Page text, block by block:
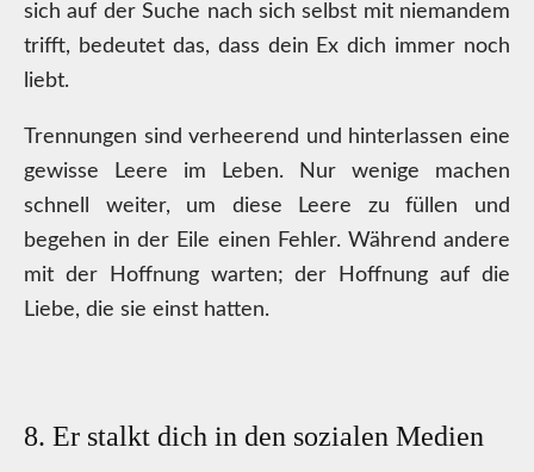
sich auf der Suche nach sich selbst mit niemandem
trifft, bedeutet das, dass dein Ex dich immer noch
liebt.
Trennungen sind verheerend und hinterlassen eine
gewisse Leere im Leben. Nur wenige machen
schnell weiter, um diese Leere zu füllen und
begehen in der Eile einen Fehler. Während andere
mit der Hoffnung warten; der Hoffnung auf die
Liebe, die sie einst hatten.
8. Er stalkt dich in den sozialen Medien